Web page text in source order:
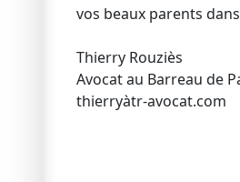
vos beaux parents
Thierry Rouziès
Avocat au Barreau de
thierryàtr-avocat.com